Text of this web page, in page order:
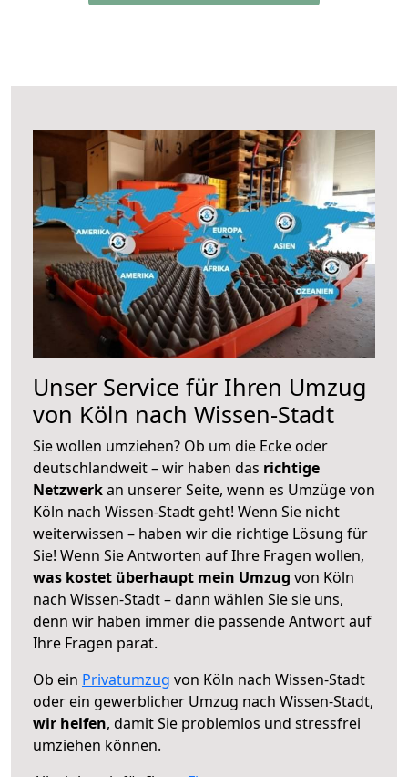
Unser Service für Ihren Umzug
von Köln nach Wissen-Stadt
Sie wollen umziehen? Ob um die Ecke oder
deutschlandweit – wir haben das richtige
Netzwerkan unserer Seite, wenn es Umzüge von
Köln nach Wissen-Stadt geht! Wenn Sie nicht
weiterwissen – haben wir die richtige Lösung für
Sie! Wenn Sie Antworten auf Ihre Fragen wollen,
was kostet überhaupt mein Umzug von Köln
nach Wissen-Stadt – dann wählen Sie sie uns,
denn wir haben immer die passende Antwort auf
Ihre Fragen parat.
Ob ein Privatumzug von Köln nach Wissen-Stadt
oder ein gewerblicher Umzug nach Wissen-Stadt,
wir helfen, damit Sie problemlos und stressfrei
umziehen können.